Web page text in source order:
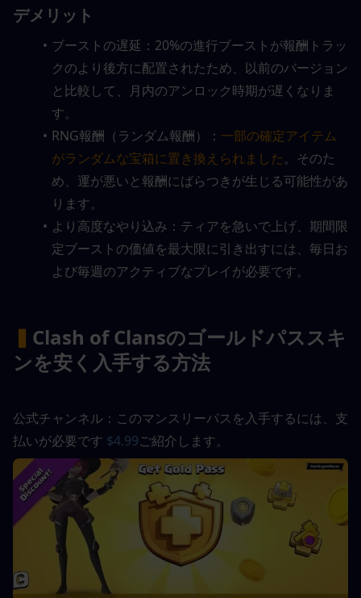
デメリット
ブーストの遅延：20%の進行ブーストが報酬トラッ
クのより後方に配置されたため、以前のバージョン
と比較して、月内のアンロック時期が遅くなりま
す。
RNG報酬（ランダム報酬）： 一部の確定アイテム
がランダムな宝箱に置き換えられました。そのた
め、運が悪いと報酬にばらつきが生じる可能性があ
ります。
より高度なやり込み：ティアを急いで上げ、期間限
定ブーストの価値を最大限に引き出すには、毎日お
よび毎週のアクティブなプレイが必要です。
▍ Clash of Clansのゴールドパススキ
ンを安く入手する方法
公式チャンネル：このマンスリーパスを入手するには、支
払いが必要です $4.99ご紹介します。